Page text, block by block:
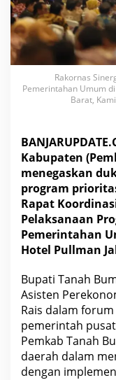
Rakornas
Pemerintahan Umum
Barat,
Kabupaten
menegaskan
program
Rapat
Pelaksanaan
Pemerintahan
Hotel Pullman
Bupati Tanah
Asisten
Rais dalam
pemerintah
Pemkab Tanah
daerah dalam
dengan